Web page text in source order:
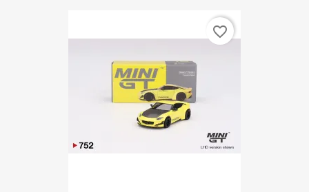
favorite_border